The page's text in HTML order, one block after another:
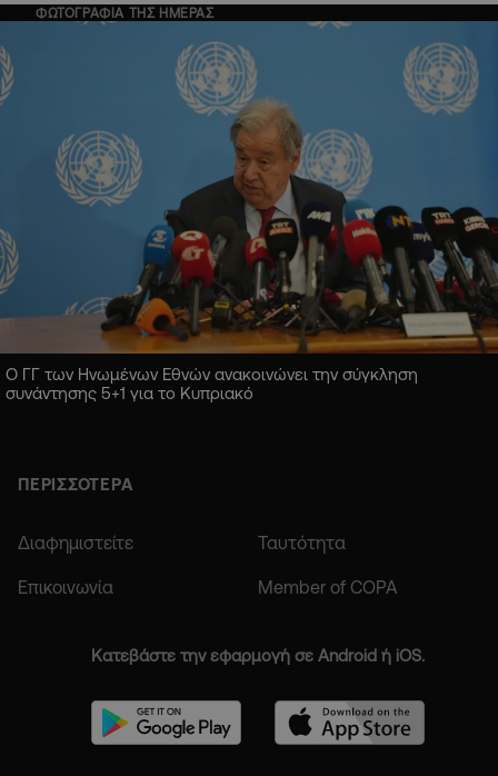
ΦΩΤΟΓΡΑΦΙΑ ΤΗΣ ΗΜΕΡΑΣ
Ο ΓΓ των Ηνωμένων Εθνών ανακοινώνει την σύγκληση
συνάντησης 5+1 για το Κυπριακό
ΠΕΡΙΣΣΟΤΕΡΑ
Διαφημιστείτε Ταυτότητα
Επικοινωνία Member of COPA
Κατεβάστε την εφαρμογή σε Android ή iOS.